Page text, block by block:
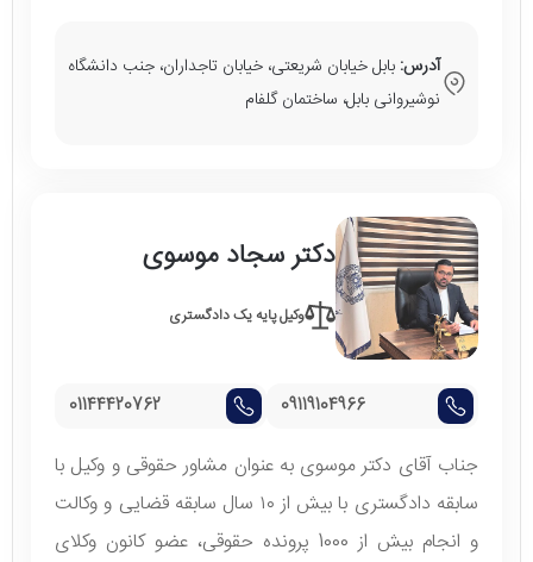
آدرس: بابل خیابان شریعتی، خیابان تاجداران، جنب دانشگاه
نوشیروانی بابل، ساختمان گلفام
دکتر سجاد موسوی
وکیل پایه یک دادگستری
09119104966
01144420762
جناب آقای دکتر موسوی به عنوان مشاور حقوقی و وکیل با
سابقه دادگستری با بیش از ۱۰ سال سابقه قضایی و وکالت
و انجام بیش از 1000 پرونده حقوقی، عضو کانون وکلای